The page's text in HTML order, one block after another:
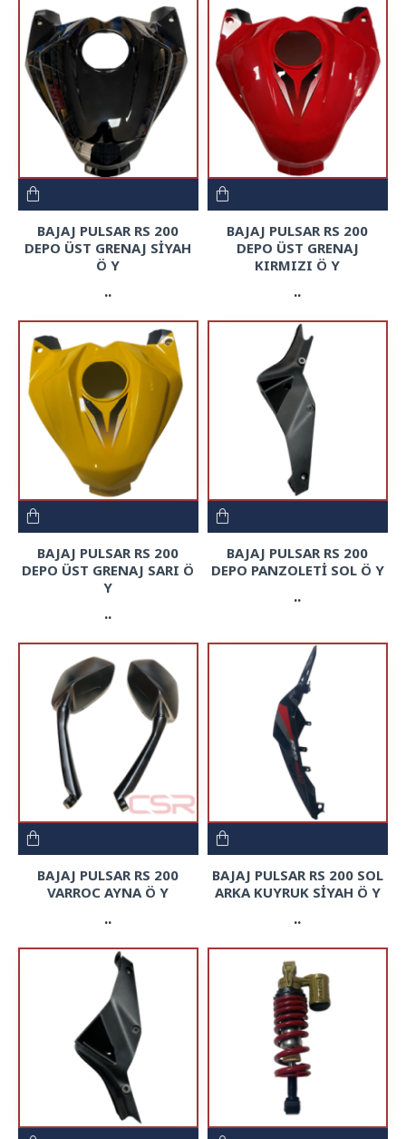
BAJAJ PULSAR RS 200
DEPO ÜST GRENAJ SİYAH
Ö Y
..
BAJAJ PULSAR RS 200
DEPO ÜST GRENAJ
KIRMIZI Ö Y
..
BAJAJ PULSAR RS 200
DEPO ÜST GRENAJ SARI Ö
Y
..
BAJAJ PULSAR RS 200
DEPO PANZOLETİ SOL Ö Y
..
BAJAJ PULSAR RS 200
VARROC AYNA Ö Y
..
BAJAJ PULSAR RS 200 SOL
ARKA KUYRUK SİYAH Ö Y
..